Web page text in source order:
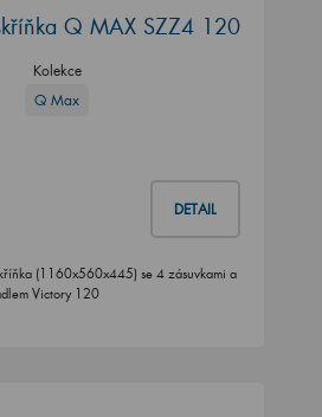
Q MAX SZZ4 120
Kolekce
Q Max
DETAIL
(1160x560x445) se 4 zásuvkami a
Victory 120